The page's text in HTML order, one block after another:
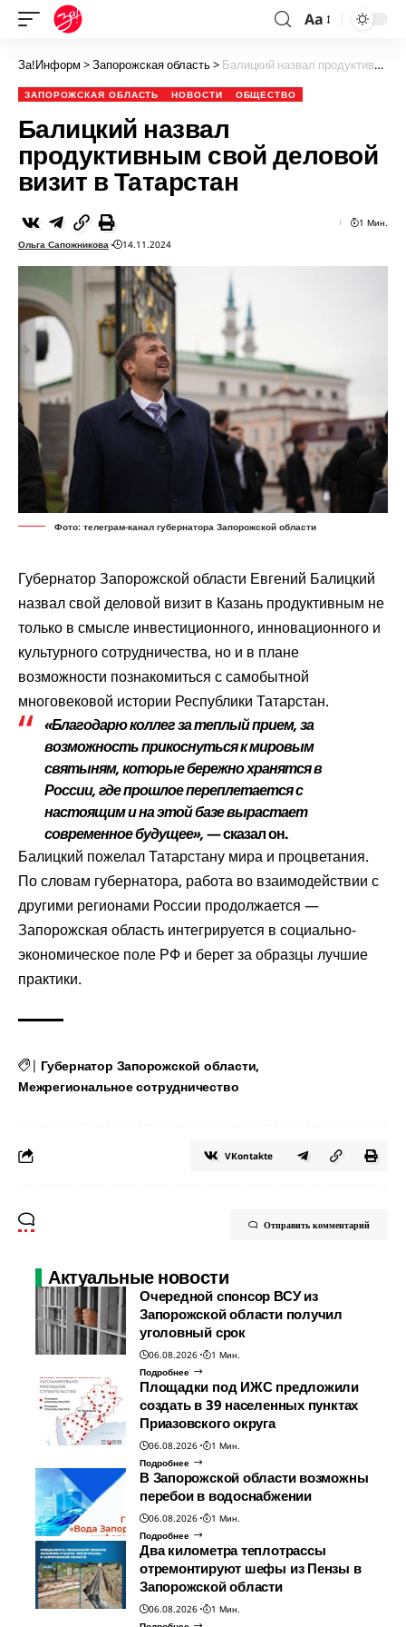
Aa
За!Информ >Запорожская область> Балицкий назвал продуктивным свой деловой визит в Татарстан
ЗАПОРОЖСКАЯ ОБЛАСТЬ НОВОСТИ ОБЩЕСТВО
Балицкий назвал
продуктивным свой деловой
визит в Татарстан
Ольга Сапожникова 14.11.2024
1 Мин.
Фото: телеграм-канал губернатора Запорожской области
Губернатор Запорожской области Евгений Балицкий
назвалсвой деловой визит в Казань продуктивным не
только в смысле инвестиционного, инновационного и
культурного сотрудничества, но и в плане
возможности познакомиться с самобытной
многовековой истории Республики Татарстан.
«Благодарю коллег за теплый прием, за
возможность прикоснуться к мировым
святыням, которые бережно хранятся в
России, где прошлое переплетается с
настоящим и на этой базе вырастает
современное будущее»,— сказал он.
Балицкий пожелал Татарстану мира и процветания.
По словам губернатора, работа во взаимодействии с
другими регионами России продолжается —
Запорожская область интегрируется в социально-
экономическое поле РФ и берет за образцы лучшие
практики.
| Губернатор Запорожской области
Межрегиональное сотрудничество
VKontakte
Отправить комментарий
Актуальные новости
Очередной спонсор ВСУ из
Запорожской области получил
уголовный срок
06.08.2026
1 Мин.
Подробнее
Площадки под ИЖС предложили
создать в 39 населенных пунктах
Приазовского округа
06.08.2026
1 Мин.
Подробнее
В Запорожской области возможны
перебои в водоснабжении
06.08.2026
1 Мин.
Подробнее
Два километра теплотрассы
отремонтируют шефы из Пензы в
Запорожской области
06.08.2026
1 Мин.